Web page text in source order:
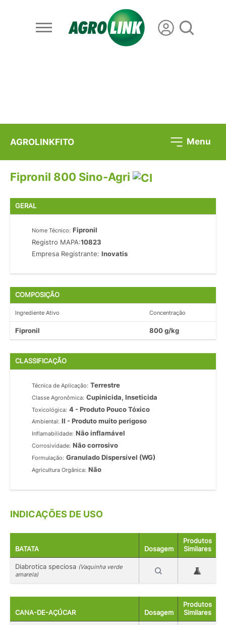
AGROLINKFITO Menu
Fipronil 800 Sino-Agri
GERAL
Nome Técnico: Fipronil
Registro MAPA:10823
Empresa Registrante:Inovatis
COMPOSIÇÃO
Ingrediente Ativo Concentração
Fipronil 800 g/kg
CLASSIFICAÇÃO
Técnica de Aplicação: Terrestre
Classe Agronômica: Cupinicida, Inseticida
Toxicológica: 4 - Produto Pouco Tóxico
Ambiental: II - Produto muito perigoso
Inflamabilidade: Não inflamável
Corrosividade: Não corrosivo
Formulação: Granulado Dispersível (WG)
Agricultura Orgânica: Não
INDICAÇÕES DE USO
BATATA Dosagem
Produtos
Similares
Diabrotica speciosa (Vaquinha verde
amarela)
CANA-DE-AÇÚCAR Dosagem
Produtos
Similares